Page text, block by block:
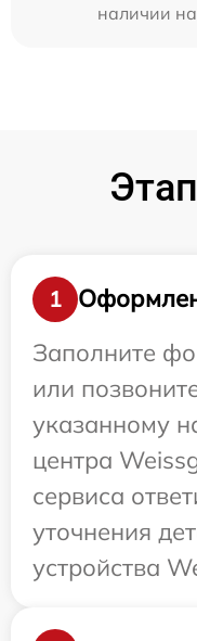
наличии
1
Заполните
или
указанному
центра
сервиса
уточнения
устройства